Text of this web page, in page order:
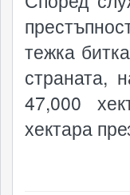
тежка
страната,
47,000
хектара